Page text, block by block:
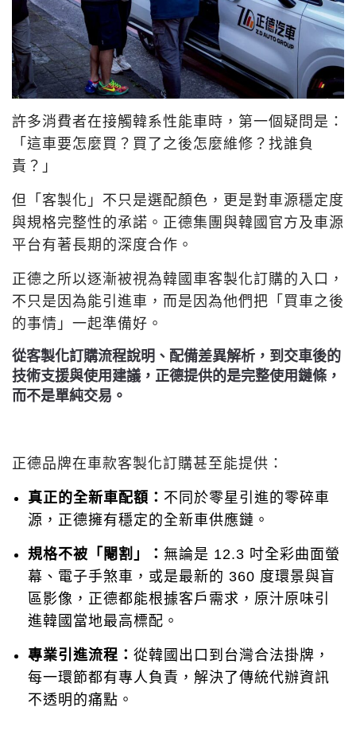
許多消費者在接觸韓系性能車時，第一個疑問是：
「這車要怎麼買？買了之後怎麼維修？找誰負
責？」
但「客製化」不只是選配顏色，更是對車源穩定度
與規格完整性的承諾。正德集團與韓國官方及車源
平台有著長期的深度合作。
正德之所以逐漸被視為韓國車客製化訂購的入口，
不只是因為能引進車，而是因為他們把「買車之後
的事情」一起準備好。
從客製化訂購流程說明、配備差異解析，到交車後的
技術支援與使用建議，正德提供的是完整使用鏈條，
而不是單純交易。
正德品牌在車款客製化訂購甚至能提供：
真正的全新車配額： 不同於零星引進的零碎車
源，正德擁有穩定的全新車供應鏈。
規格不被「閹割」： 無論是 12.3 吋全彩曲面螢
幕、電子手煞車，或是最新的 360 度環景與盲
區影像，正德都能根據客戶需求，原汁原味引
進韓國當地最高標配。
專業引進流程： 從韓國出口到台灣合法掛牌，
每一環節都有專人負責，解決了傳統代辦資訊
不透明的痛點。